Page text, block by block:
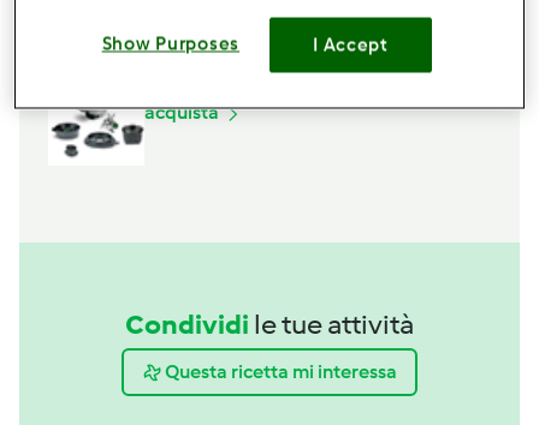
acquista
Condividi le tue attività
Questa ricetta mi interessa
Show Purposes I Accept